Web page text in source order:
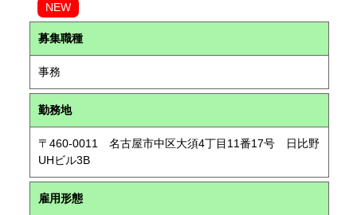
NEW
募集職種
事務
勤務地
〒460-0011 名古屋市中区大須4丁目11番17号 日比野
UHビル3B
雇用形態